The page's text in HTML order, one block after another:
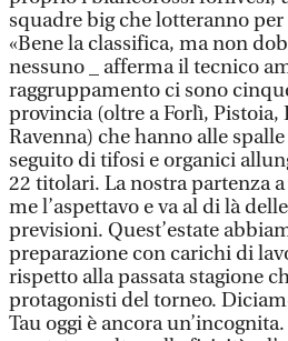
squadre big che lotteranno
«Bene la classifica, ma non
nessuno _ afferma il tecnico
raggruppamento ci sono
provincia (oltre a Forlì, Pistoia,
Ravenna) che hanno alle
seguito di tifosi e organici
22 titolari. La nostra partenza
me l’aspettavo e va al di là
previsioni. Quest’estate
preparazione con carichi di
rispetto alla passata stagione
protagonisti del torneo.
Tau oggi è ancora